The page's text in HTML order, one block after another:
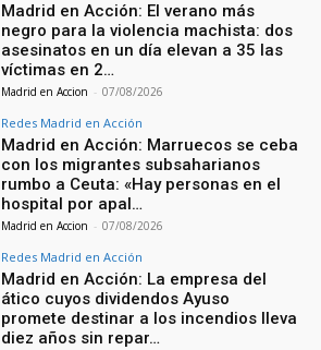
Madrid en Acción: El verano más
negro para la violencia machista: dos
asesinatos en un día elevan a 35 las
víctimas en 2…
Madrid en Accion - 07/08/2026
Redes Madrid en Acción
Madrid en Acción: Marruecos se ceba
con los migrantes subsaharianos
rumbo a Ceuta: «Hay personas en el
hospital por apal…
Madrid en Accion - 07/08/2026
Redes Madrid en Acción
Madrid en Acción: La empresa del
ático cuyos dividendos Ayuso
promete destinar a los incendios lleva
diez años sin repar…